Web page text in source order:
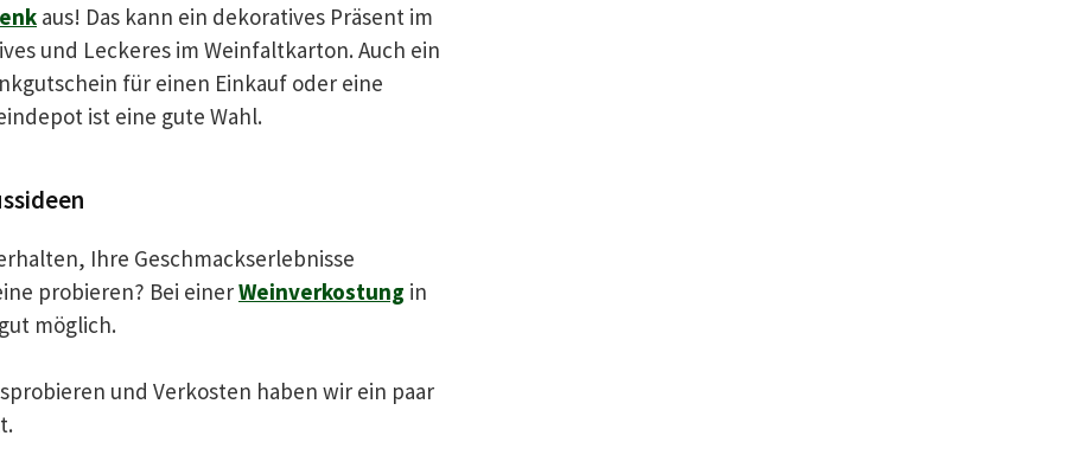
aus! Das kann ein dekoratives Präsent im
und Leckeres im Weinfaltkarton. Auch ein
für einen Einkauf oder eine
ist eine gute Wahl.
Ihre Geschmackserlebnisse
probieren? Bei einerWeinverkostung in
möglich.
und Verkosten haben wir ein paar